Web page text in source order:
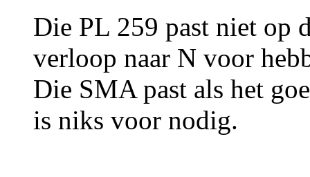
Die PL 259 past niet op
verloop naar N voor
Die SMA past als het
is niks voor nodig.